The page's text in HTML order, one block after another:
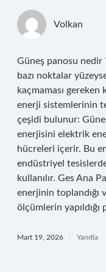
Volkan
Güneş panosu nedir
bazı noktalar
kaçmaması gereken
enerji sistemlerinin
çeşidi bulunur:
enerjisini elektrik
hücreleri içerir. Bu
endüstriyel
kullanılır. Ges Ana
enerjinin toplandığı
ölçümlerin
Mart 19, 2026 Yanıtla